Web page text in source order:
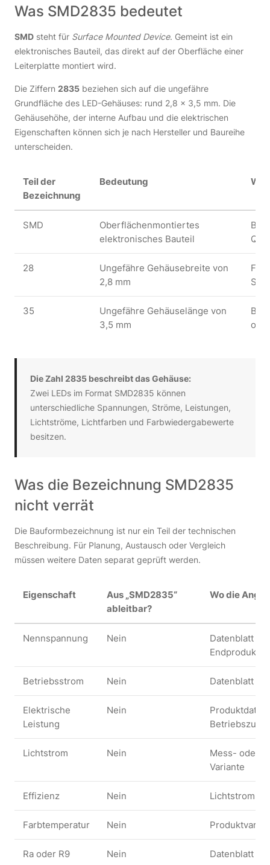
Was SMD2835 bedeutet
SMD steht für Surface Mounted Device. Gemeint ist ein
elektronisches Bauteil, das direkt auf der Oberfläche einer
Leiterplatte montiert wird.
Die Ziffern 2835 beziehen sich auf die ungefähre
Grundfläche des LED-Gehäuses: rund 2,8 × 3,5 mm. Die
Gehäusehöhe, der interne Aufbau und die elektrischen
Eigenschaften können sich je nach Hersteller und Baureihe
unterscheiden.
Teil der
Bezeichnung
Bedeutung
SMD
Oberflächenmontiertes
elektronisches Bauteil
28
Ungefähre Gehäusebreite von
2,8 mm
35
Ungefähre Gehäuselänge von
3,5 mm
Die Zahl 2835 beschreibt das Gehäuse:
Zwei LEDs im Format SMD2835 können
unterschiedliche Spannungen, Ströme, Leistungen,
Lichtströme, Lichtfarben und Farbwiedergabewerte
besitzen.
Was die Bezeichnung SMD2835
nicht verrät
Die Bauformbezeichnung ist nur ein Teil der technischen
Beschreibung. Für Planung, Austausch oder Vergleich
müssen weitere Daten separat geprüft werden.
Eigenschaft
Aus „SMD2835“
ableitbar?
Wo die
Nennspannung Nein
Datenblatt
Endprodukts
Betriebsstrom Nein Datenblatt
Elektrische
Leistung
Nein
Lichtstrom Nein
Mess- oder
Variante
Effizienz Nein Lichtstrom,
Farbtemperatur Nein
Ra oder R9 Nein Datenblatt